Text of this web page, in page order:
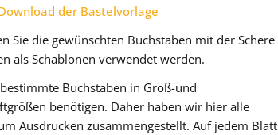
der Bastelvorlage
Sie die gewünschten Buchstaben mit der Schere
als Schablonen verwendet werden.
Buchstaben in Groß-und
benötigen. Daher haben wir hier alle
Ausdrucken zusammengestellt. Auf jedem Blatt